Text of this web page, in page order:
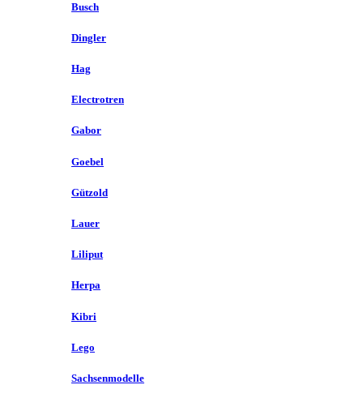
Busch
Dingler
Hag
Electrotren
Gabor
Goebel
Gützold
Lauer
Liliput
Herpa
Kibri
Lego
Sachsenmodelle